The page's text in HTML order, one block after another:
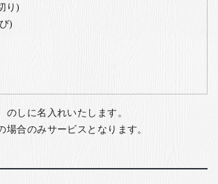
り)
)
のしに名入れいたします。
場合のみサービスとなります。